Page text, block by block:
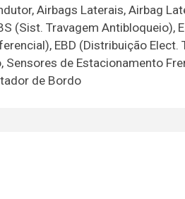
Airbags Laterais, Airbag
(Sist. Travagem Antibloqueio),
EBD (Distribuição Elect.
de Estacionamento
de Bordo